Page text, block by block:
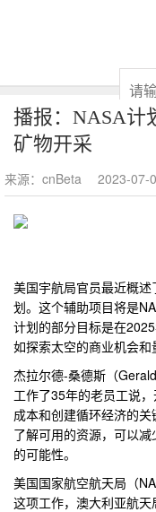
播报：NASA计
矿物开采
来源：cnBeta 2023-07-
美国宇航局官员最近概
划。这个辅助项目将是
计划的部分目标是在
如探索太空的商业机会和
杰拉尔德-桑德斯（
工作了35年的老员工说
成本和创建循环经济的
了解可用的资源，可以
的可能性。
美国国家航空航天局（
这项工作，澳大利亚航